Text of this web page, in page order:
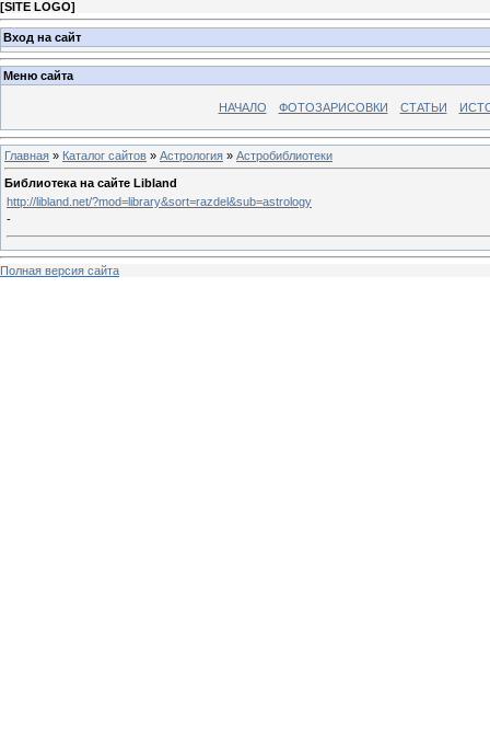
[SITE LOGO]
Вход на сайт
Меню сайта
НАЧАЛО ФОТОЗАРИСОВКИ СТАТЬИ
Главная » Каталог сайтов » Астрология » Астробиблиотеки
Библиотека на сайте Libland
http://libland.net/?mod=library&sort=razdel&sub=astrology
-
Полная версия сайта